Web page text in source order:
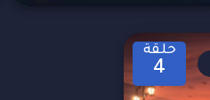
حلقة
4